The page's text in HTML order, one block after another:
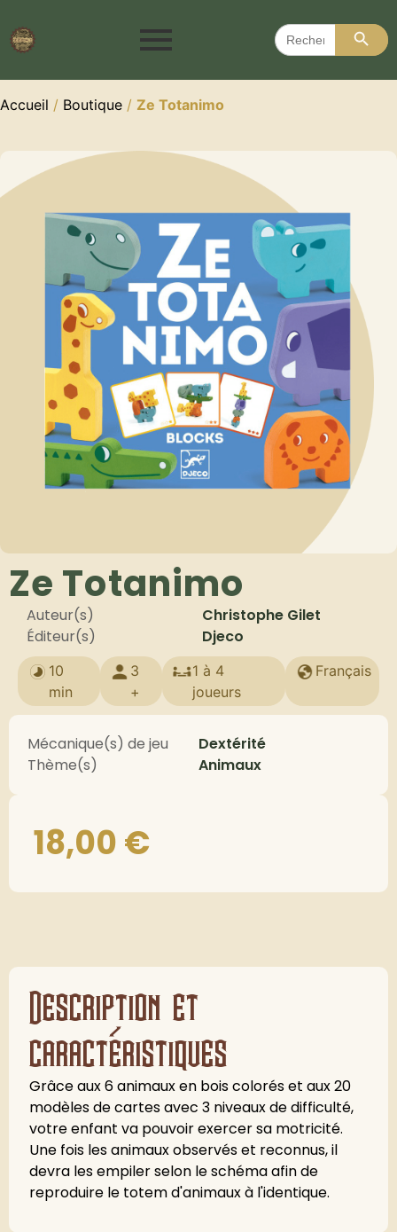
Search
for:
Search
Accueil / Boutique / Ze Totanimo
Ze Totanimo
Auteur(s)
Christophe Gilet
Éditeur(s)
Djeco
10
min
3
+
1 à 4
joueurs
Français
Mécanique(s) de jeu
Dextérité
Thème(s)
Animaux
18,00€
Description et
caractéristiques
Grâce aux 6 animaux en bois colorés et aux 20
modèles de cartes avec 3 niveaux de difficulté,
votre enfant va pouvoir exercer sa motricité.
Une fois les animaux observés et reconnus, il
devra les empiler selon le schéma afin de
reproduire le totem d'animaux à l'identique.